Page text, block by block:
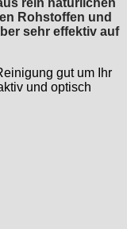
rein natürlichen
Rohstoffen und
sehr effektiv auf
gut um Ihr
und optisch